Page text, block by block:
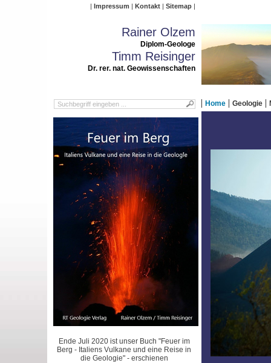
Impressum Kontakt Sitemap
Rainer Olzem
Diplom-Geologe
Timm Reisinger
Dr. rer. nat. Geowissenschaften
Home Geologie
Ende Juli 2020 ist unser Buch "Feuer im
Berg - Italiens Vulkane und eine Reise in
die Geologie" - erschienen